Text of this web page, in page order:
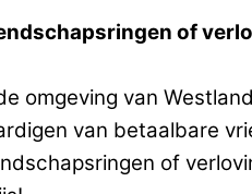
of
omgeving van
van betaalbare
of